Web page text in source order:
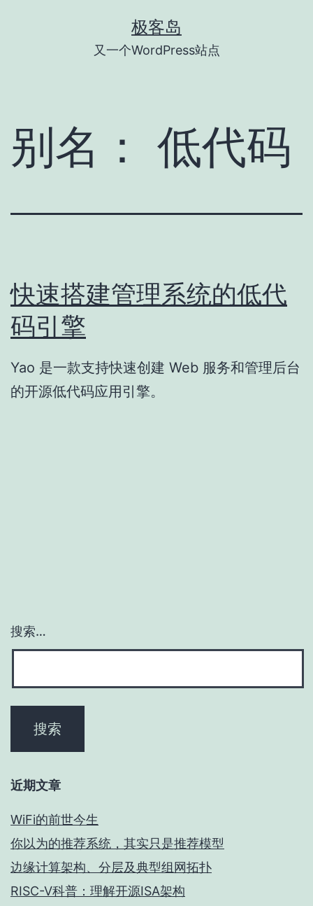
极客岛
又一个WordPress站点
别名： 低代码
快速搭建管理系统的低代
码引擎
Yao 是一款支持快速创建 Web 服务和管理后台
的开源低代码应用引擎。
搜索…
近期文章
WiFi的前世今生
你以为的推荐系统，其实只是推荐模型
边缘计算架构、分层及典型组网拓扑
RISC-V科普：理解开源ISA架构